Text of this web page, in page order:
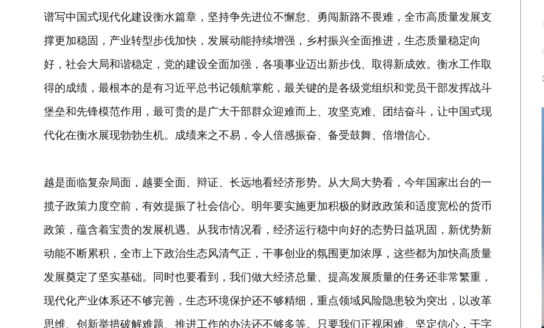
谱写中国式现代化建设衡水篇章，坚持争先进位不懈怠、勇闯新路不畏难，全市高质量发展支
撑更加稳固，产业转型步伐加快，发展动能持续增强，乡村振兴全面推进，生态质量稳定向
好，社会大局和谐稳定，党的建设全面加强，各项事业迈出新步伐、取得新成效。衡水工作取
得的成绩，最根本的是有习近平总书记领航掌舵，最关键的是各级党组织和党员干部发挥战斗
堡垒和先锋模范作用，最可贵的是广大干部群众迎难而上、攻坚克难、团结奋斗，让中国式现
代化在衡水展现勃勃生机。成绩来之不易，令人倍感振奋、备受鼓舞、倍增信心。
越是面临复杂局面，越要全面、辩证、长远地看经济形势。从大局大势看，今年国家出台的一
揽子政策力度空前，有效提振了社会信心。明年要实施更加积极的财政政策和适度宽松的货币
政策，蕴含着宝贵的发展机遇。从我市情况看，经济运行稳中向好的态势日益巩固，新优势新
动能不断累积，全市上下政治生态风清气正，干事创业的氛围更加浓厚，这些都为加快高质量
发展奠定了坚实基础。同时也要看到，我们做大经济总量、提高发展质量的任务还非常繁重，
现代化产业体系还不够完善，生态环境保护还不够精细，重点领域风险隐患较为突出，以改革
思维、创新举措破解难题、推进工作的办法还不够多等。只要我们正视困难、坚定信心，干字